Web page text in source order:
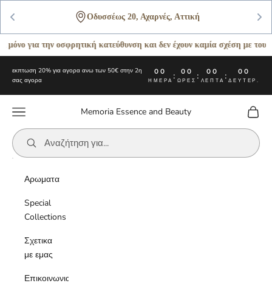
Οδυσσέως 20, Αχαρνές, Αττική
για την οσφρητική κατεύθυνση και δεν έχουν καμία σχέση με τους
εκπτωση 20% για αγορα ανω των 50€ στην 2η
σας αγορα
00
ΗΜΈΡΑ : 00
ΏΡΕΣ : 00
ΛΕΠΤΆ : 00
ΔΕΥΤΕΡ.
Memoria Essence and Beauty
Μενού Καλάθι
Αρωματα
Special
Collections
Σχετικα
με εμας
Επικοινωνια